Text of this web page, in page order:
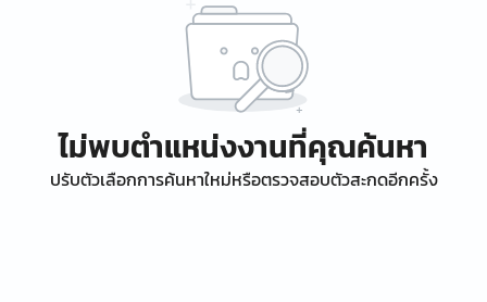
ไม่พบตำแหน่งงานที่คุณค้นหา
ปรับตัวเลือกการค้นหาใหม่หรือตรวจสอบตัวสะกดอีกครั้ง